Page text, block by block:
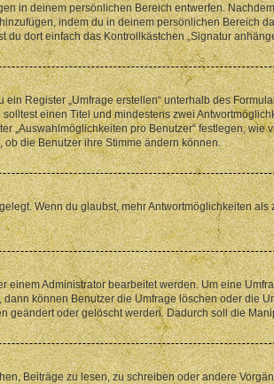
in deinem persönlichen Bereich entwerfen.
indem du in deinem persönlichen Bereich
dort einfach das Kontrollkästchen „Signatur
Register „Umfrage erstellen“ unterhalb des
einen Titel und mindestens zwei
„Auswahlmöglichkeiten pro Benutzer“ festlegen,
die Benutzer ihre Stimme ändern können.
Wenn du glaubst, mehr Antwortmöglichkeiten
Administrator bearbeitet werden. Um eine
können Benutzer die Umfrage löschen oder die
oder gelöscht werden. Dadurch soll die
Beiträge zu lesen, zu schreiben oder andere